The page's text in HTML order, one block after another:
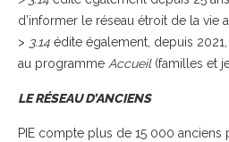
d’informer le réseau étroit de la vie
> 3.14 édite également, depuis
au programme Accueil (familles et
LE RÉSEAU D’ANCIENS
PIE compte plus de 15 000